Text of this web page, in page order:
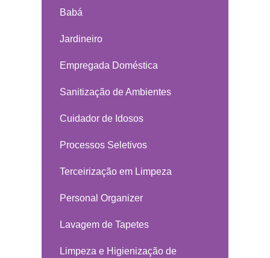
Babá
Jardineiro
Empregada Doméstica
Sanitização de Ambientes
Cuidador de Idosos
Processos Seletivos
Terceirização em Limpeza
Personal Organizer
Lavagem de Tapetes
Limpeza e Higienização de